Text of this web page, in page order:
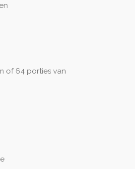
of 64 porties van